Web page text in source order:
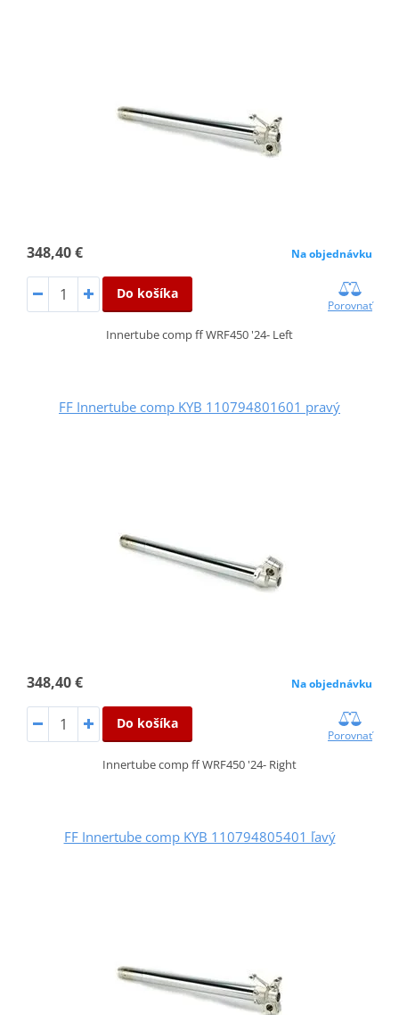
348,40 € Na objednávku
Do košíka
Porovnať
Innertube comp ff WRF450 '24- Left
FF Innertube comp KYB 110794801601 pravý
348,40 € Na objednávku
Do košíka
Porovnať
Innertube comp ff WRF450 '24- Right
FF Innertube comp KYB 110794805401 ľavý